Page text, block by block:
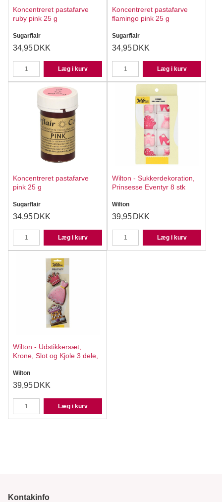
Koncentreret pastafarve
ruby pink 25 g
Sugarflair
34,95 DKK
Læg i kurv
Koncentreret pastafarve
flamingo pink 25 g
Sugarflair
34,95 DKK
Læg i kurv
Koncentreret pastafarve
pink 25 g
Sugarflair
34,95 DKK
Læg i kurv
Wilton - Sukkerdekoration,
Prinsesse Eventyr 8 stk
Wilton
39,95 DKK
Læg i kurv
Wilton - Udstikkersæt,
Krone, Slot og Kjole 3 dele,
Wilton
39,95 DKK
Læg i kurv
Kontakinfo